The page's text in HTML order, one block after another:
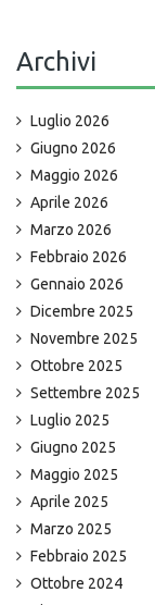
Archivi
Luglio 2026
Giugno 2026
Maggio 2026
Aprile 2026
Marzo 2026
Febbraio 2026
Gennaio 2026
Dicembre 2025
Novembre 2025
Ottobre 2025
Settembre 2025
Luglio 2025
Giugno 2025
Maggio 2025
Aprile 2025
Marzo 2025
Febbraio 2025
Ottobre 2024